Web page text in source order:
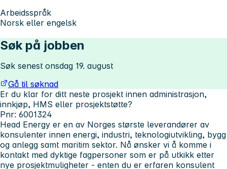
Arbeidsspråk
Norsk eller engelsk
Søk på jobben
Søk senest onsdag 19. august
Gå til søknad
Er du klar for ditt neste prosjekt innen administrasjon,
innkjøp, HMS eller prosjektstøtte?
Pnr: 6001324
Head Energy er en av Norges største leverandører av
konsulenter innen energi, industri, teknologiutvikling, bygg
og anlegg samt maritim sektor. Nå ønsker vi å komme i
kontakt med dyktige fagpersoner som er på utkikk etter
nye prosjektmuligheter - enten du er erfaren konsulent